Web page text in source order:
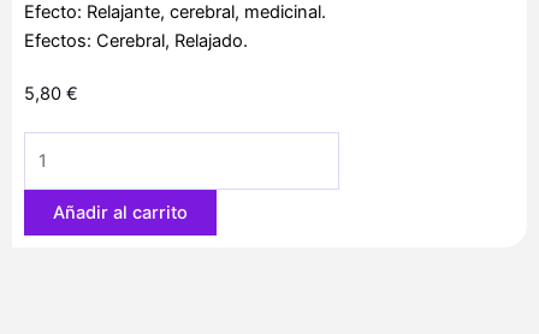
Efecto: Relajante, cerebral, medicinal.
Efectos: Cerebral, Relajado.
5,80 €
Black
1
Añadir al carrito